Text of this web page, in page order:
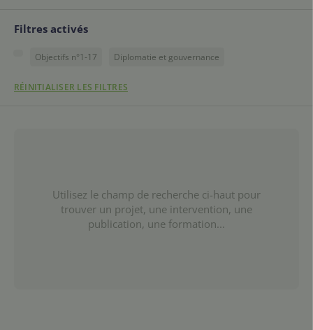
Filtres activés
Objectifs n°1-17 Diplomatie et gouvernance
RÉINITIALISER LES FILTRES
Utilisez le champ de recherche ci-haut pour
trouver un projet, une intervention, une
publication, une formation...